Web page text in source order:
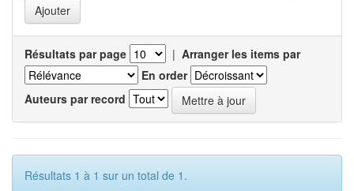
Résultats par page | Arranger les items par
En order
Auteurs par record
Résultats 1 à 1 sur un total de 1.